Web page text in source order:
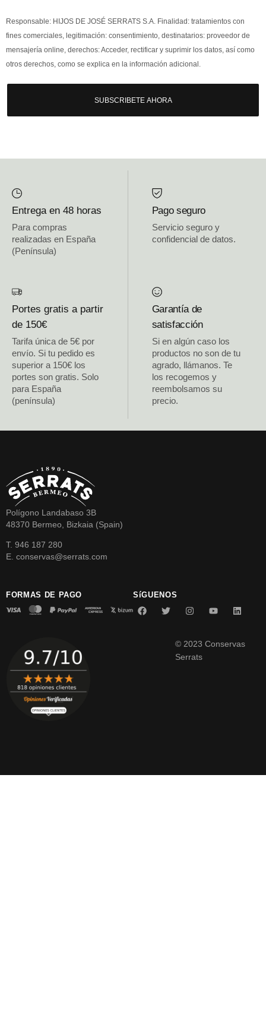
Responsable: HIJOS DE JOSÉ SERRATS S.A. Finalidad: tratamientos con
fines comerciales, legitimación: consentimiento, destinatarios: proveedor de
mensajería online, derechos: Acceder, rectificar y suprimir los datos, así como
otros derechos, como se explica en la información adicional.
SUBSCRIBETE AHORA
Entrega en 48 horas
Para compras
realizadas en España
(Península)
Pago seguro
Servicio seguro y
confidencial de datos.
Portes gratis a partir
de 150€
Tarifa única de 5€ por
envío. Si tu pedido es
superior a 150€ los
portes son gratis. Solo
para España
(península)
Garantía de
satisfacción
Si en algún caso los
productos no son de tu
agrado, llámanos. Te
los recogemos y
reembolsamos su
precio.
Polígono Landabaso 3B
48370 Bermeo, Bizkaia (Spain)
T. 946 187 280
E. conservas@serrats.com
FORMAS DE PAGO SíGUENOS
© 2023 Conservas
Serrats